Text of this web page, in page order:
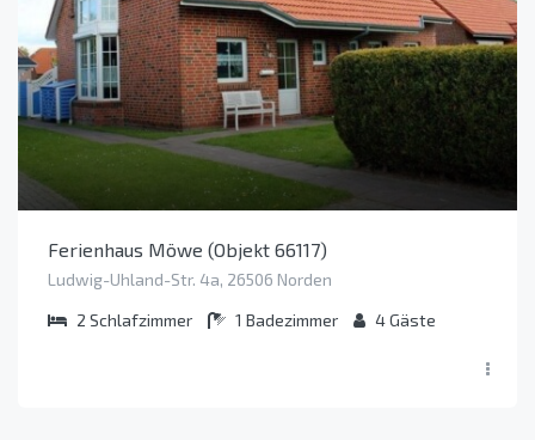
Ferienhaus Möwe (Objekt 66117)
Ludwig-Uhland-Str. 4a, 26506 Norden
2 Schlafzimmer 1 Badezimmer 4Gäste